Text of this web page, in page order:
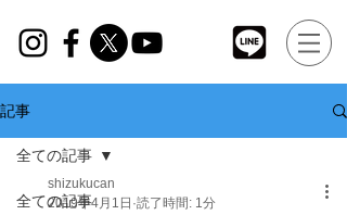
記事
全ての記事
全ての記事
shizukucan
2019年4月1日 読了時間: 1分